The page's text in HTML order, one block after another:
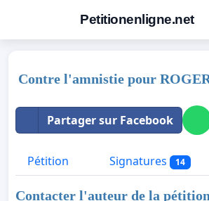
Petitionenligne.net
Contre l'amnistie pour
Partager sur Facebook
Pétition Signatures 14
Contacter l'auteur de la pétition